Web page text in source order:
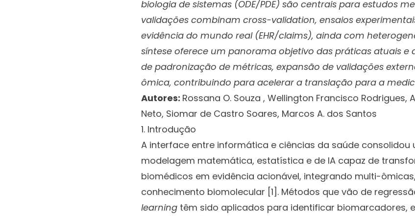
biologia de sistemas (ODE/PDE) são centrais para estudos
validações combinam cross-validation, ensaios
evidência do mundo real (EHR/claims), ainda com
síntese oferece um panorama objetivo das práticas atuais e
de padronização de métricas, expansão de validações
ômica, contribuindo para acelerar a translação para a
Autores: Rossana O. Souza , Wellington Francisco Rodrigues,
Neto, Siomar de Castro Soares, Marcos A. dos Santos
1. Introdução
A interface entre informática e ciências da saúde consolidou
modelagem matemática, estatística e de IA capaz de
biomédicos em evidência acionável, integrando multi-
conhecimento biomolecular [1]. Métodos que vão de
learning têm sido aplicados para identificar biomarcadores,